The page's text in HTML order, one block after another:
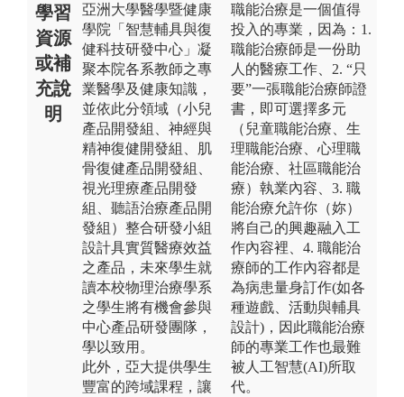
學習
資源
或補
充說
明
亞洲大學醫學暨健康
學院「智慧輔具與復
健科技研發中心」凝
聚本院各系教師之專
業醫學及健康知識，
並依此分領域（小兒
產品開發組、神經與
精神復健開發組、肌
骨復健產品開發組、
視光理療產品開發
組、聽語治療產品開
發組）整合研發小組
設計具實質醫療效益
之產品，未來學生就
讀本校物理治療學系
之學生將有機會參與
中心產品研發團隊，
學以致用。
此外，亞大提供學生
豐富的跨域課程，讓
職能治療是一個值得
投入的專業，因為：1.
職能治療師是一份助
人的醫療工作、2. “只
要”一張職能治療師證
書，即可選擇多元
（兒童職能治療、生
理職能治療、心理職
能治療、社區職能治
療）執業內容、3. 職
能治療允許你（妳）
將自己的興趣融入工
作內容裡、4. 職能治
療師的工作內容都是
為病患量身訂作(如各
種遊戲、活動與輔具
設計)，因此職能治療
師的專業工作也最難
被人工智慧(AI)所取
代。